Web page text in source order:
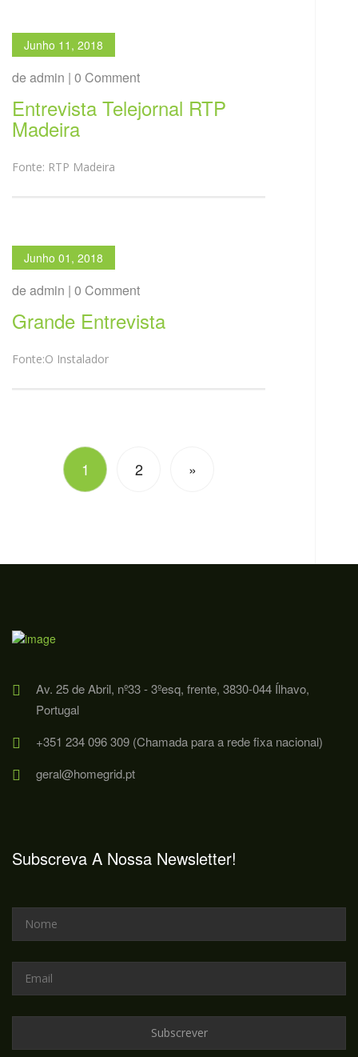
Junho 11, 2018
de admin | 0 Comment
Entrevista Telejornal RTP
Madeira
Fonte: RTP Madeira
Junho 01, 2018
de admin | 0 Comment
Grande Entrevista
Fonte:O Instalador
1 2 »
Av. 25 de Abril, nº33 - 3ºesq, frente, 3830-044 Ílhavo,
Portugal
+351 234 096 309 (Chamada para a rede fixa nacional)
geral@homegrid.pt
Subscreva A Nossa Newsletter!